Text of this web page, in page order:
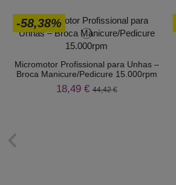
-58,38%
Micromotor Profissional para Unhas –
Broca Manicure/Pedicure 15.000rpm
18,49 € 44,42 €